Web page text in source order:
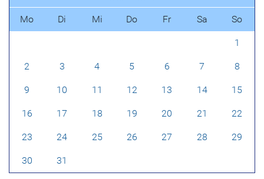
Mo Di Mi Do Fr Sa So
1
2 3 4 5 6 7 8
9 10 11 12 13 14 15
16 17 18 19 20 21 22
23 24 25 26 27 28 29
30 31